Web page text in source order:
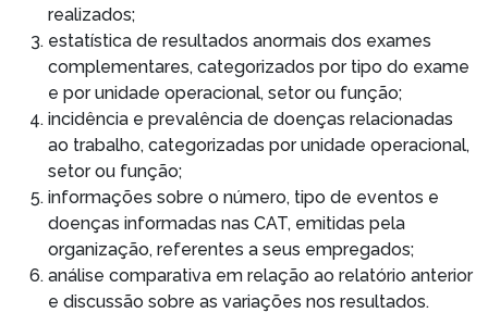
realizados;
estatística de resultados anormais dos exames
complementares, categorizados por tipo do exame
e por unidade operacional, setor ou função;
incidência e prevalência de doenças relacionadas
ao trabalho, categorizadas por unidade operacional,
setor ou função;
informações sobre o número, tipo de eventos e
doenças informadas nas CAT, emitidas pela
organização, referentes a seus empregados;
análise comparativa em relação ao relatório anterior
e discussão sobre as variações nos resultados.